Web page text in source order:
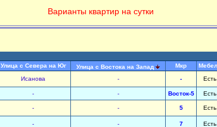
Варианты квартир на сутки
Улица с Севера на Юг Улица с Востока на Запад Мкр
Исанова - - Есть
- - Восток-5 Есть
- - 5 Есть
- - 7 Есть